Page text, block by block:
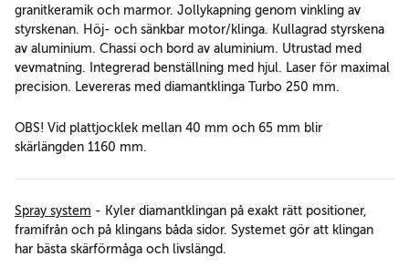
granitkeramik och marmor. Jollykapning genom vinkling av
styrskenan. Höj- och sänkbar motor/klinga. Kullagrad styrskena
av aluminium. Chassi och bord av aluminium. Utrustad med
vevmatning. Integrerad benställning med hjul. Laser för maximal
precision. Levereras med diamantklinga Turbo 250 mm.
OBS! Vid plattjocklek mellan 40 mm och 65 mm blir
skärlängden 1160 mm.
Spray system - Kyler diamantklingan på exakt rätt positioner,
framifrån och på klingans båda sidor. Systemet gör att klingan
har bästa skärförmåga och livslängd.